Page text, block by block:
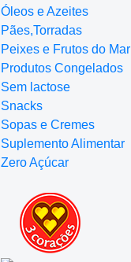
Óleos e Azeites
Pães,Torradas
Peixes e Frutos do Mar
Produtos Congelados
Sem lactose
Snacks
Sopas e Cremes
Suplemento Alimentar
Zero Açúcar